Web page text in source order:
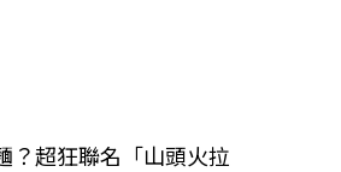
？超狂聯名「山頭火拉